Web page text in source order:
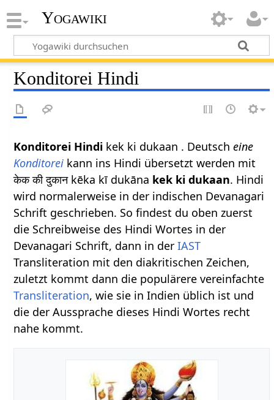
Yogawiki
Konditorei Hindi
Konditorei Hindi kek ki dukaan . Deutscheine
Konditorei kann ins Hindi übersetzt werden mit
केक की दुकान kēka kī dukāna kek ki dukaan. Hindi
wird normalerweise in der indischen Devanagari
Schrift geschrieben. So findest du oben zuerst
die Schreibweise des Hindi Wortes in der
Devanagari Schrift, dann in derIAST
Transliteration mit den diakritischen Zeichen,
zuletzt kommt dann die populärere vereinfachte
Transliteration, wie sie in Indien üblich ist und
die der Aussprache dieses Hindi Wortes recht
nahe kommt.